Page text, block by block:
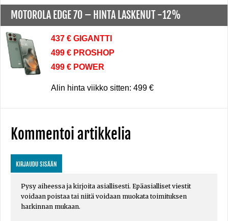
MOTOROLA EDGE 70 – HINTA LASKENUT -12%
437 € GIGANTTI
499 € PROSHOP
499 € POWER
Alin hinta viikko sitten: 499 €
Kommentoi artikkelia
KIRJAUDU SISÄÄN
Pysy aiheessa ja kirjoita asiallisesti. Epäasialliset viestit
voidaan poistaa tai niitä voidaan muokata toimituksen
harkinnan mukaan.